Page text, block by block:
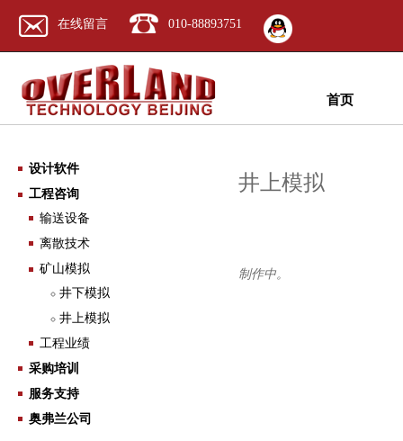
在线留言 010-88893751
首页
设计软件
工程咨询
输送设备
离散技术
矿山模拟
井下模拟
井上模拟
工程业绩
采购培训
服务支持
奥弗兰公司
井上模拟
制作中。